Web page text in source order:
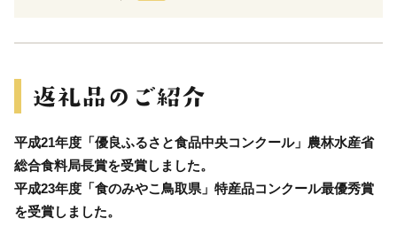
平成21年度「優良ふるさと食品中央コンクール」農林水産省
総合食料局長賞を受賞しました。
平成23年度「食のみやこ鳥取県」特産品コンクール最優秀賞
を受賞しました。